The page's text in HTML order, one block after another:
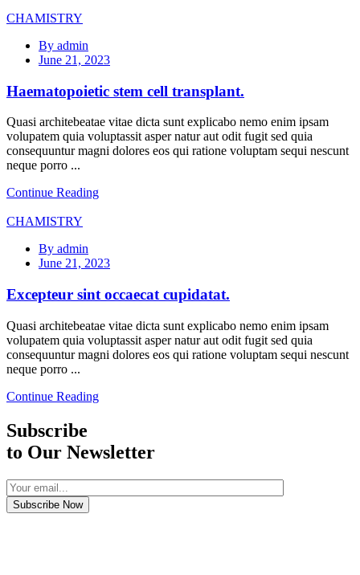
CHAMISTRY
By admin
June 21, 2023
Haematopoietic stem cell transplant.
Quasi architebeatae vitae dicta sunt explicabo nemo enim ipsam
volupatem quia voluptassit asper natur aut odit fugit sed quia
consequuntur magni dolores eos qui ratione voluptam sequi nescunt
neque porro ...
Continue Reading
CHAMISTRY
By admin
June 21, 2023
Excepteur sint occaecat cupidatat.
Quasi architebeatae vitae dicta sunt explicabo nemo enim ipsam
volupatem quia voluptassit asper natur aut odit fugit sed quia
consequuntur magni dolores eos qui ratione voluptam sequi nescunt
neque porro ...
Continue Reading
Subscribe
to Our Newsletter
Subscribe Now